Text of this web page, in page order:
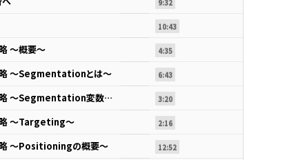
9:32
10:43
～概要～ 4:35
略 ～Segmentationとは～ 6:43
戦略立案のフレームワーク STP戦略 ～Segmentation変数の決め方～ 3:20
略 ～Targeting～ 2:16
略 ～Positioningの概要～ 12:52